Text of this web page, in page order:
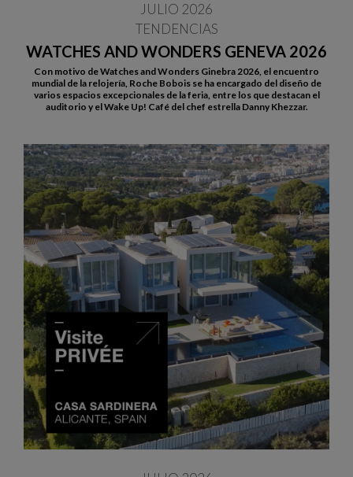
WATCHES AND WONDERS GENEVA 2026
JULIO 2026
TENDENCIAS
Con motivo de Watches and Wonders Ginebra 2026, el encuentro
mundial de la relojería, Roche Bobois se ha encargado del diseño de
varios espacios excepcionales de la feria, entre los que destacan el
auditorio y el Wake Up! Café del chef estrella Danny Khezzar.